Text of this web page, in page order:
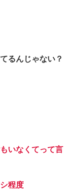
るんじゃない？
いなくてって言
程度